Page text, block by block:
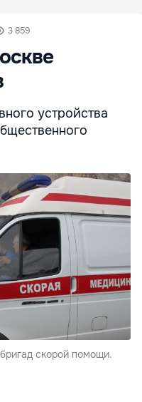
3 859
устройства
скорой помощи.